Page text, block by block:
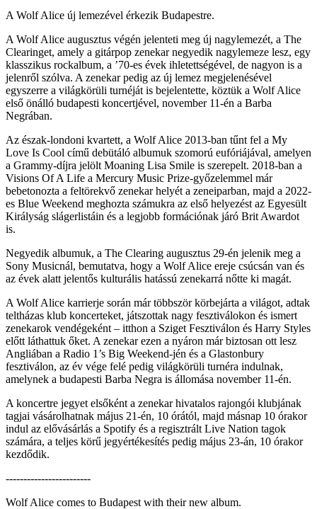
A Wolf Alice új lemezével érkezik Budapestre.
A Wolf Alice augusztus végén jelenteti meg új nagylemezét, a The
Clearinget, amely a gitárpop zenekar negyedik nagylemeze lesz, egy
klasszikus rockalbum, a ’70-es évek ihletettségével, de nagyon is a
jelenről szólva. A zenekar pedig az új lemez megjelenésével
egyszerre a világkörüli turnéját is bejelentette, köztük a Wolf Alice
első önálló budapesti koncertjével, november 11-én a Barba
Negrában.
Az észak-londoni kvartett, a Wolf Alice 2013-ban tűnt fel a My
Love Is Cool című debütáló albumuk szomorú eufóriájával, amelyen
a Grammy-díjra jelölt Moaning Lisa Smile is szerepelt. 2018-ban a
Visions Of A Life a Mercury Music Prize-győzelemmel már
bebetonozta a feltörekvő zenekar helyét a zeneiparban, majd a 2022-
es Blue Weekend meghozta számukra az első helyezést az Egyesült
Királyság slágerlistáin és a legjobb formációnak járó Brit Awardot
is.
Negyedik albumuk, a The Clearing augusztus 29-én jelenik meg a
Sony Musicnál, bemutatva, hogy a Wolf Alice ereje csúcsán van és
az évek alatt jelentős kulturális hatássú zenekarrá nőtte ki magát.
A Wolf Alice karrierje során már többször körbejárta a világot, adtak
teltházas klub koncerteket, játszottak nagy fesztiválokon és ismert
zenekarok vendégeként – itthon a Sziget Fesztiválon és Harry Styles
előtt láthattuk őket. A zenekar ezen a nyáron már biztosan ott lesz
Angliában a Radio 1’s Big Weekend-jén és a Glastonbury
fesztiválon, az év vége felé pedig világkörüli turnéra indulnak,
amelynek a budapesti Barba Negra is állomása november 11-én.
A koncertre jegyet elsőként a zenekar hivatalos rajongói klubjának
tagjai vásárolhatnak május 21-én, 10 órától, majd másnap 10 órakor
indul az elővásárlás a Spotify és a regisztrált Live Nation tagok
számára, a teljes körű jegyértékesítés pedig május 23-án, 10 órakor
kezdődik.
------------------------
Wolf Alice comes to Budapest with their new album.